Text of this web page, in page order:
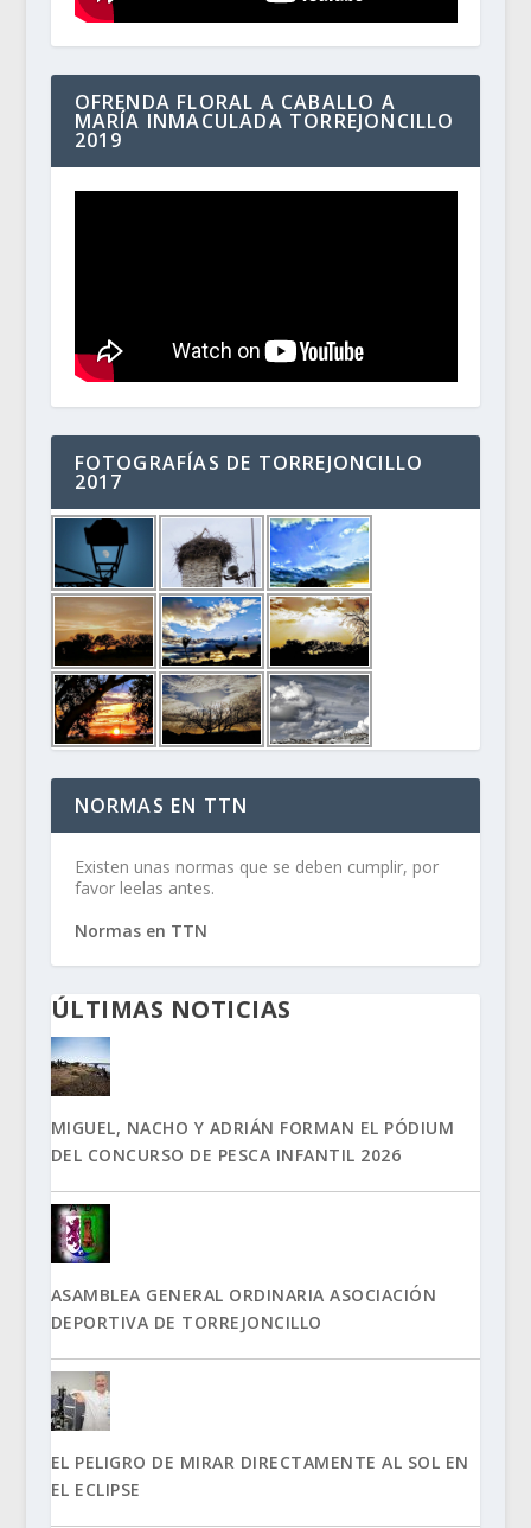
OFRENDA FLORAL A CABALLO A
MARÍA INMACULADA TORREJONCILLO
2019
FOTOGRAFÍAS DE TORREJONCILLO
2017
NORMAS EN TTN
Existen unas normas que se deben cumplir, por
favor leelas antes.
Normas en TTN
ÚLTIMAS NOTICIAS
MIGUEL, NACHO Y ADRIÁN FORMAN EL PÓDIUM
DEL CONCURSO DE PESCA INFANTIL 2026
ASAMBLEA GENERAL ORDINARIA ASOCIACIÓN
DEPORTIVA DE TORREJONCILLO
EL PELIGRO DE MIRAR DIRECTAMENTE AL SOL EN
EL ECLIPSE